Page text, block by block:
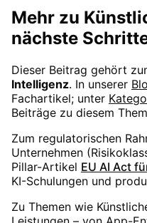
Mehr zu
nächste
Dieser Beitrag gehört
Intelligenz. In unserer
Fachartikel; unter
Beiträge zu diesem
Zum regulatorischen
Unternehmen
Pillar-Artikel EU AI Act
KI-Schulungen und
Zu Themen wie